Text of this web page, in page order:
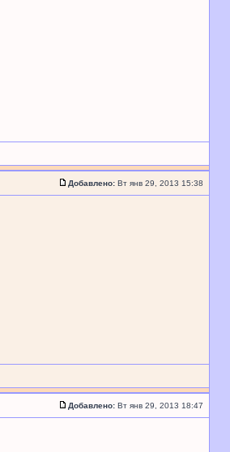
Добавлено: Вт янв 29, 2013 15:38
Добавлено: Вт янв 29, 2013 18:47